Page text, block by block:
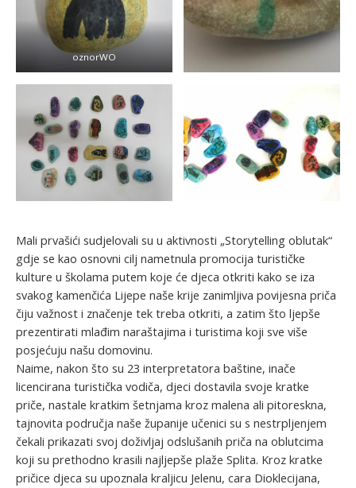
oznorWO
Mali prvašići sudjelovali su u aktivnosti „Storytelling oblutak“
gdje se kao osnovni cilj nametnula promocija turističke
kulture u školama putem koje će djeca otkriti kako se iza
svakog kamenčića Lijepe naše krije zanimljiva povijesna priča
čiju važnost i značenje tek treba otkriti, a zatim što ljepše
prezentirati mlađim naraštajima i turistima koji sve više
posjećuju našu domovinu.
Naime, nakon što su 23 interpretatora baštine, inače
licencirana turistička vodiča, djeci dostavila svoje kratke
priče, nastale kratkim šetnjama kroz malena ali pitoreskna,
tajnovita područja naše županije učenici su s nestrpljenjem
čekali prikazati svoj doživljaj odslušanih priča na oblutcima
koji su prethodno krasili najljepše plaže Splita. Kroz kratke
pričice djeca su upoznala kraljicu Jelenu, cara Dioklecijana,